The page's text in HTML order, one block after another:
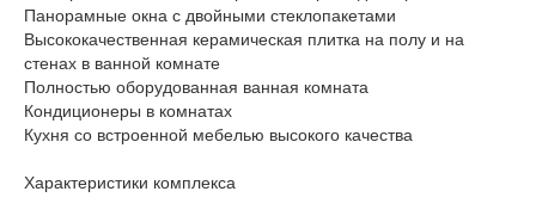
Панорамные окна с двойными стеклопакетами
Высококачественная керамическая плитка на полу и на
стенах в ванной комнате
Полностью оборудованная ванная комната
Кондиционеры в комнатах
Кухня со встроенной мебелью высокого качества
Характеристики комплекса